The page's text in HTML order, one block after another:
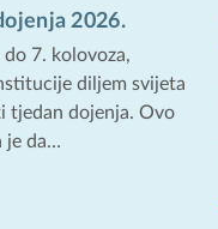
2026.
do 7. kolovoza,
diljem svijeta
tjedan dojenja. Ovo
je da…